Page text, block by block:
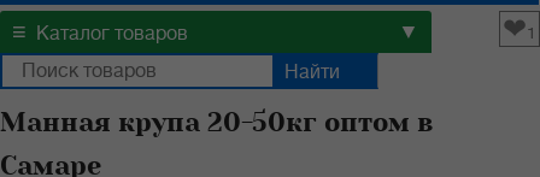
≡ Каталог товаров ▼ ❤1
Манная крупа 20-50кг оптом в
Самаре